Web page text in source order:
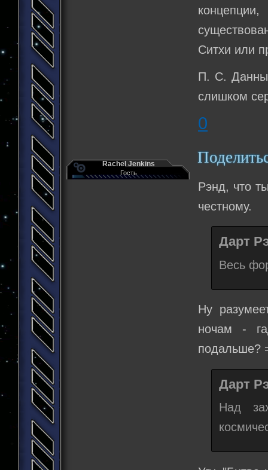
Ситхи или
П. С.
слишком
0
Rachel Jenkins
Гость
Рэнд, что
честному.
Дарт
Весь
Ну
ночам -
подальше?
Дарт
Над